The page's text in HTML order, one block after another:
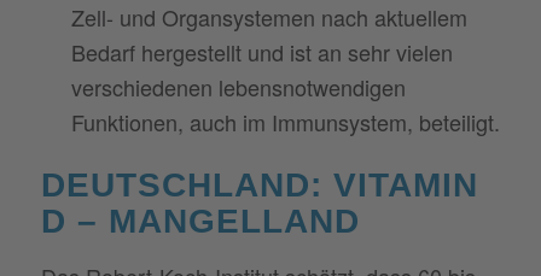
Zell- und Organsystemen nach aktuellem
Bedarf hergestellt und ist an sehr vielen
verschiedenen lebensnotwendigen
Funktionen, auch im Immunsystem, beteiligt.
DEUTSCHLAND: VITAMIN
D – MANGELLAND